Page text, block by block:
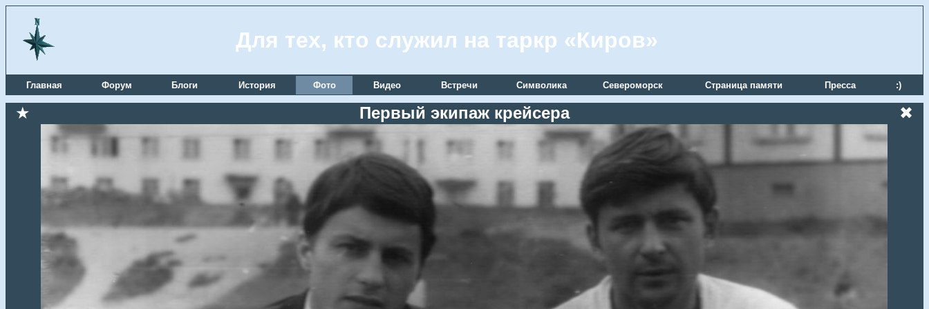
Для тех, кто служил на таркр «Киров»
Главная Форум Блоги История Фото Видео Встречи Символика Североморск Страница памяти Пресса :)
★ Первый экипаж крейсера ✖